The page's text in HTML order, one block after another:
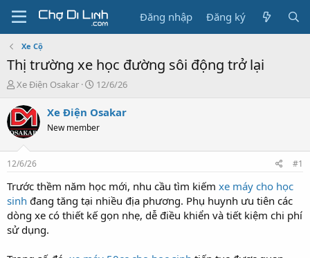
Đăng nhập Đăng ký
Xe Cộ
Thị trường xe học đường sôi động trở lại
T
r
e
a
s
t
a
t
e
r
Xe Điện Osakar
N
à
g
12/6/26
Xe Điện Osakar
New member
12/6/26 #1
Trước thềm năm học mới, nhu cầu tìm kiếm xe máy cho học
sinh đang tăng tại nhiều địa phương. Phụ huynh ưu tiên các
dòng xe có thiết kế gọn nhẹ, dễ điều khiển và tiết kiệm chi phí
sử dụng.